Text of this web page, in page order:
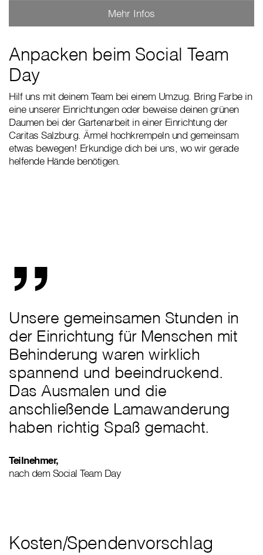
Mehr Infos
Anpacken beim Social Team
Day
Hilf uns mit deinem Team bei einem Umzug. Bring Farbe in
eine unserer Einrichtungen oder beweise deinen grünen
Daumen bei der Gartenarbeit in einer Einrichtung der
Caritas Salzburg. Ärmel hochkrempeln und gemeinsam
etwas bewegen! Erkundige dich bei uns, wo wir gerade
helfende Hände benötigen.
„
Unsere gemeinsamen Stunden in
der Einrichtung für Menschen mit
Behinderung waren wirklich
spannend und beeindruckend.
Das Ausmalen und die
anschließende Lamawanderung
haben richtig Spaß gemacht.
Teilnehmer,
nach dem Social Team Day
Kosten/Spendenvorschlag